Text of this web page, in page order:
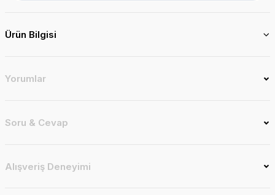
Ürün Bilgisi
Yorumlar
Soru & Cevap
Alışveriş Deneyimi